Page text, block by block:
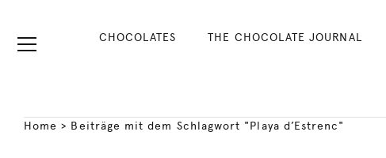
CHOCOLATES THE CHOCOLATE JOURNAL
Home > Beiträge mit dem Schlagwort "Playa d’Estrenc"